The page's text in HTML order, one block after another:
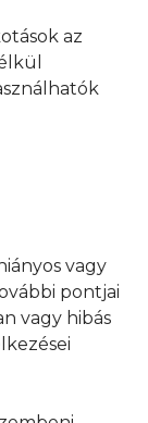
az
vagy
pontjai
vagy hibás